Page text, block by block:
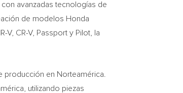
avanzadas tecnologías de
de modelos Honda
CR-V, Passport y Pilot, la
producción en Norteamérica.
utilizando piezas